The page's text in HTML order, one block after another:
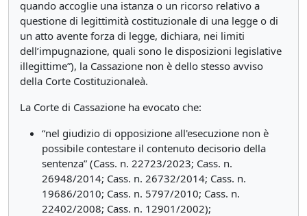
quando accoglie una istanza o un ricorso relativo a
questione di legittimità costituzionale di una legge o di
un atto avente forza di legge, dichiara, nei limiti
dell’impugnazione, quali sono le disposizioni legislative
illegittime”), la Cassazione non è dello stesso avviso
della Corte Costituzionaleà.
La Corte di Cassazione ha evocato che:
“nel giudizio di opposizione all'esecuzione non è
possibile contestare il contenuto decisorio della
sentenza” (Cass. n. 22723/2023; Cass. n.
26948/2014; Cass. n. 26732/2014; Cass. n.
19686/2010; Cass. n. 5797/2010; Cass. n.
22402/2008; Cass. n. 12901/2002);